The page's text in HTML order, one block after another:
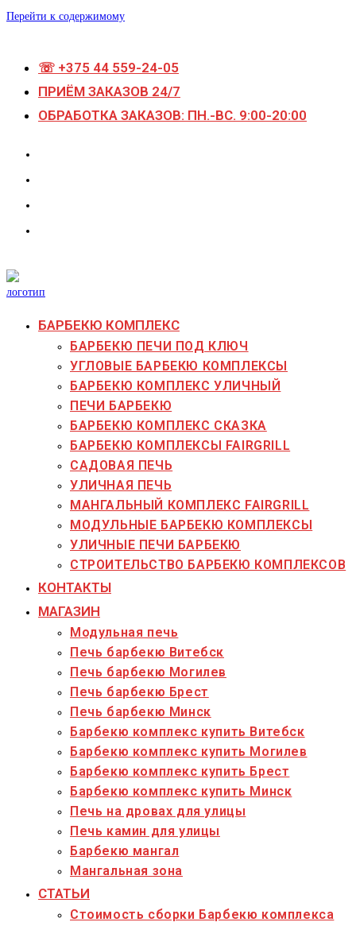
Перейти к содержимому
☏ +375 44 559-24-05
ПРИЁМ ЗАКАЗОВ 24/7
ОБРАБОТКА ЗАКАЗОВ: ПН.-ВС. 9:00-20:00
БАРБЕКЮ КОМПЛЕКС
БАРБЕКЮ ПЕЧИ ПОД КЛЮЧ
УГЛОВЫЕ БАРБЕКЮ КОМПЛЕКСЫ
БАРБЕКЮ КОМПЛЕКС УЛИЧНЫЙ
ПЕЧИ БАРБЕКЮ
БАРБЕКЮ КОМПЛЕКС СКАЗКА
БАРБЕКЮ КОМПЛЕКСЫ FAIRGRILL
САДОВАЯ ПЕЧЬ
УЛИЧНАЯ ПЕЧЬ
МАНГАЛЬНЫЙ КОМПЛЕКС FAIRGRILL
МОДУЛЬНЫЕ БАРБЕКЮ КОМПЛЕКСЫ
УЛИЧНЫЕ ПЕЧИ БАРБЕКЮ
СТРОИТЕЛЬСТВО БАРБЕКЮ КОМПЛЕКСОВ
КОНТАКТЫ
МАГАЗИН
Модульная печь
Печь барбекю Витебск
Печь барбекю Могилев
Печь барбекю Брест
Печь барбекю Минск
Барбекю комплекс купить Витебск
Барбекю комплекс купить Могилев
Барбекю комплекс купить Брест
Барбекю комплекс купить Минск
Печь на дровах для улицы
Печь камин для улицы
Барбекю мангал
Мангальная зона
СТАТЬИ
Стоимость сборки Барбекю комплекса